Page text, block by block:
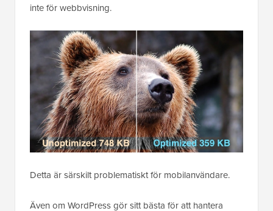
inte för webbvisning.
Detta är särskilt problematiskt för mobilanvändare.
Även om WordPress gör sitt bästa för att hantera